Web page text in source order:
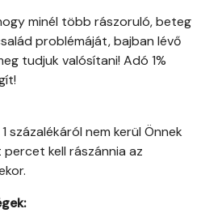
minél több rászoruló, beteg
problémáját, bajban lévő
tudjuk valósítani! Adó 1%
százalékáról nem kerül Önnek
kell rászánnia az